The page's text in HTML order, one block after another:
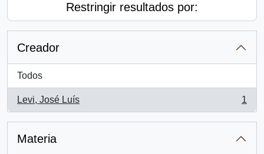
Restringir resultados por:
Creador
Todos
Levi, José Luís
, 1 resultados
1
Materia